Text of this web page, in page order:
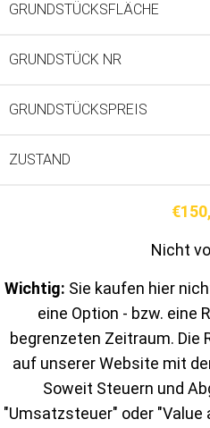
GRUNDSTÜCKSFLÄCHE
GRUNDSTÜCK NR
GRUNDSTÜCKSPREIS
ZUSTAND
€
Nicht
Wichtig: Sie kaufen hier
eine Option - bzw. eine
begrenzeten Zeitraum. Die
auf unserer Website mit
Soweit Steuern und
"Umsatzsteuer" oder